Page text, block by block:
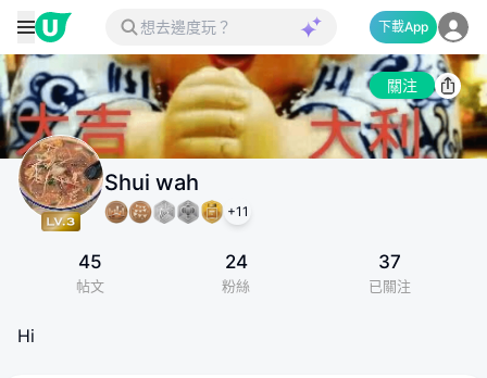
下載App
關注
Shui wah
+11
45
帖文
24
粉絲
37
已關注
Hi